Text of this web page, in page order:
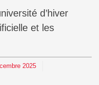
et les
2025